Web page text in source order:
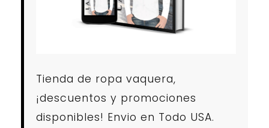
Tienda de ropa vaquera,
¡descuentos y promociones
disponibles! Envio en Todo USA.